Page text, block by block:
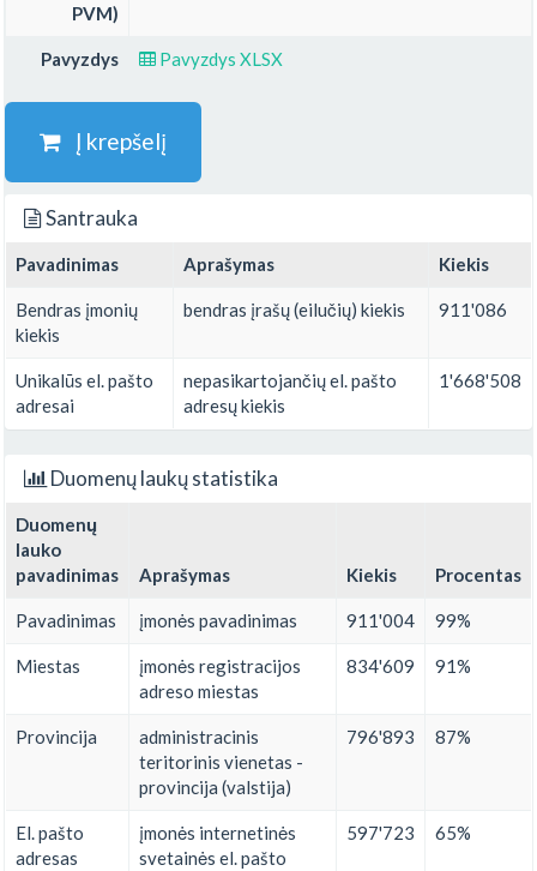
PVM)
Pavyzdys Pavyzdys XLSX
Į krepšelį
Santrauka
Pavadinimas Aprašymas Kiekis
Bendras įmonių
kiekis
bendras įrašų (eilučių) kiekis 911'086
Unikalūs el. pašto
adresai
nepasikartojančių el. pašto
adresų kiekis
1'668'508
Duomenų laukų statistika
Duomenų
lauko
pavadinimas
Aprašymas Kiekis Procentas
Pavadinimas įmonės pavadinimas 911'004 99%
Miestas
įmonės registracijos
adreso miestas
834'609 91%
Provincija
administracinis
teritorinis vienetas -
provincija (valstija)
796'893 87%
El. pašto
adresas
įmonės internetinės
svetainės el. pašto
597'723 65%